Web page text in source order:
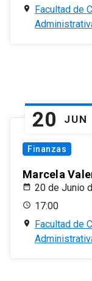
Facultad de
20 JUN
Finanzas
Marcela
20 de Junio
17:00
Facultad de